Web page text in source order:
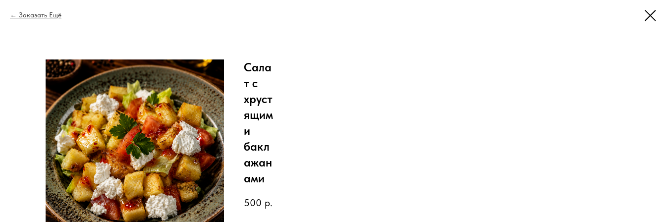
Заказать Ещё
Сала
т с
хруст
ящим
и
бакл
ажан
ами
500 р.